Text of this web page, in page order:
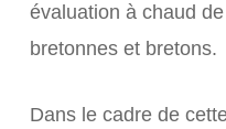
évaluation à chaud
bretonnes et bretons.
Dans le cadre de